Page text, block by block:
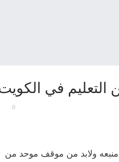
التعليم في
منبعه ولابد من موقف موحد من